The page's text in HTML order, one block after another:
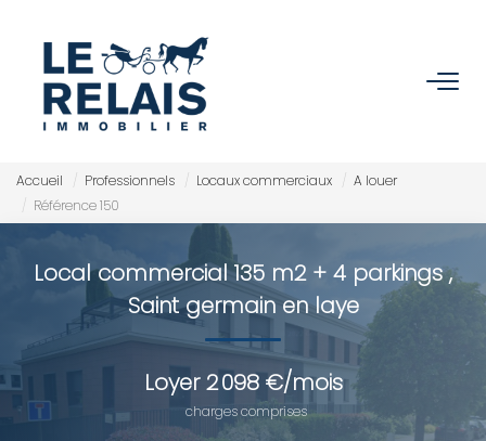
ACHETER
Nos Biens
Nos Services
VENDRE/ESTIMER
Estimer
Nos Références
Accueil Professionnels Locaux commerciaux
A louer
Référence 150
Local commercial 135 m2 + 4 parkings,
Saint germain en laye
Loyer 2 098 €/mois
charges comprises